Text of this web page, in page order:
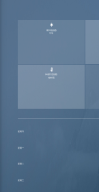

紫外线指数
中等

体感舒适指数
较舒适
星期日
星期一
星期二
星期三